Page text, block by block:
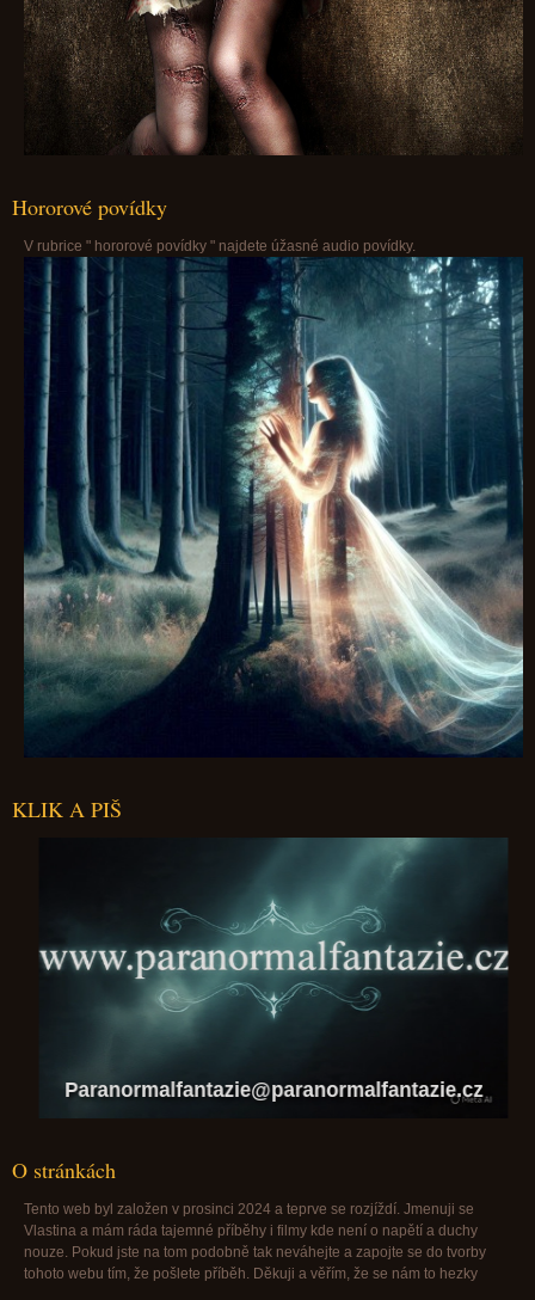
Hororové povídky
V rubrice " hororové povídky " najdete úžasné audio povídky.
KLIK A PIŠ
Paranormalfantazie@paranormalfantazie.cz
O stránkách
Tento web byl založen v prosinci 2024 a teprve se rozjíždí. Jmenuji se
Vlastina a mám ráda tajemné příběhy i filmy kde není o napětí a duchy
nouze. Pokud jste na tom podobně tak neváhejte a zapojte se do tvorby
tohoto webu tím, že pošlete příběh. Děkuji a věřím, že se nám to hezky